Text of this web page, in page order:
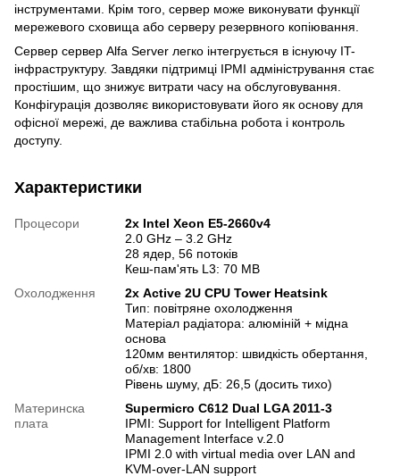
інструментами. Крім того, сервер може виконувати функції
мережевого сховища або серверу резервного копіювання.
Сервер сервер Alfa Server легко інтегрується в існуючу IT-
інфраструктуру. Завдяки підтримці IPMI адміністрування стає
простішим, що знижує витрати часу на обслуговування.
Конфігурація дозволяє використовувати його як основу для
офісної мережі, де важлива стабільна робота і контроль
доступу.
Характеристики
Процесори
2х Intel Xeon E5-2660v4
2.0 GHz – 3.2 GHz
28 ядер, 56 потоків
Кеш-пам'ять L3: 70 MB
Охолодження
2х Active 2U CPU Tower Heatsink
Тип: повітряне охолодження
Матеріал радіатора: алюміній + мідна
основа
120мм вентилятор: швидкість обертання,
об/хв: 1800
Рівень шуму, дБ: 26,5 (досить тихо)
Материнска
плата
Supermicro C612 Dual LGA 2011-3
IPMI: Support for Intelligent Platform
Management Interface v.2.0
IPMI 2.0 with virtual media over LAN and
KVM-over-LAN support